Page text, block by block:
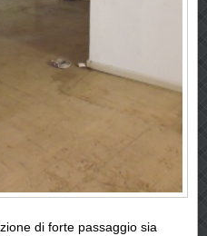
di forte passaggio sia